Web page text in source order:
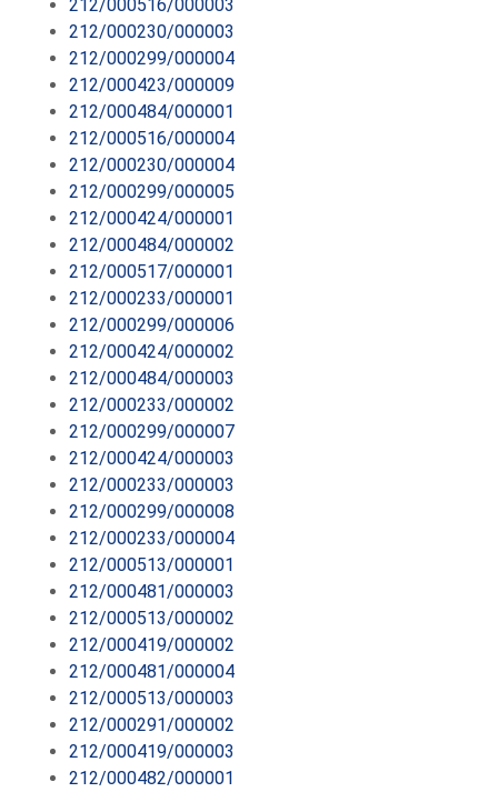
212/000516/000003
212/000230/000003
212/000299/000004
212/000423/000009
212/000484/000001
212/000516/000004
212/000230/000004
212/000299/000005
212/000424/000001
212/000484/000002
212/000517/000001
212/000233/000001
212/000299/000006
212/000424/000002
212/000484/000003
212/000233/000002
212/000299/000007
212/000424/000003
212/000233/000003
212/000299/000008
212/000233/000004
212/000513/000001
212/000481/000003
212/000513/000002
212/000419/000002
212/000481/000004
212/000513/000003
212/000291/000002
212/000419/000003
212/000482/000001